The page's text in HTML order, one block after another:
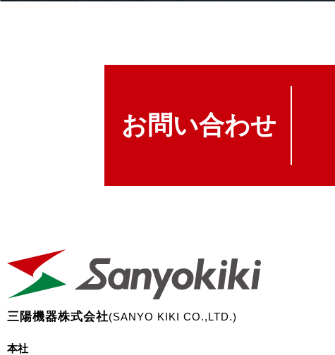
お問い合わせ
三陽機器株式会社(SANYO KIKI CO.,LTD.)
本社